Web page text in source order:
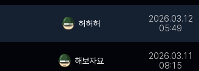
허허허
2026.03.12
05:49
해보자요
2026.03.11
08:15